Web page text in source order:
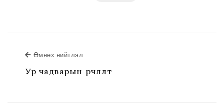
Өмнөх нийтлэл
Ур чадварын өөрчлөлт